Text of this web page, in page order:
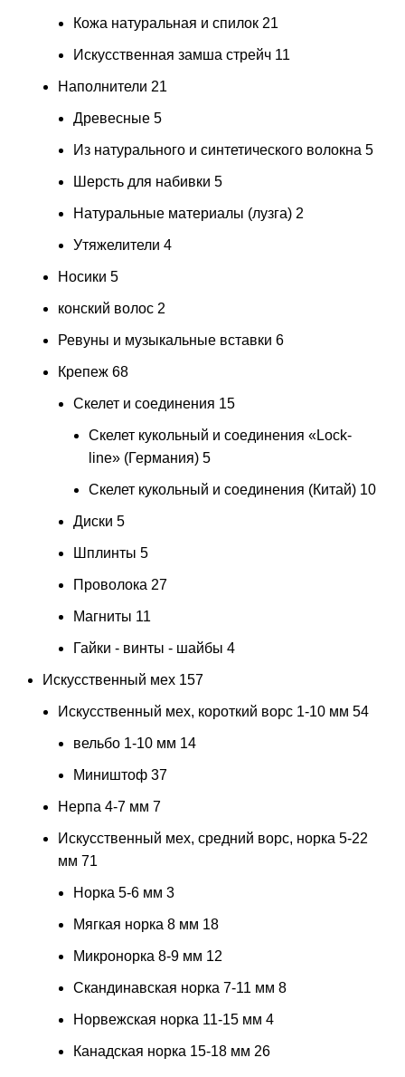
Кожа натуральная и спилок 21
Искусственная замша стрейч 11
Наполнители 21
Древесные 5
Из натурального и синтетического волокна 5
Шерсть для набивки 5
Натуральные материалы (лузга) 2
Утяжелители 4
Носики 5
конский волос 2
Ревуны и музыкальные вставки 6
Крепеж 68
Скелет и соединения 15
Скелет кукольный и соединения «Lock-
line» (Германия) 5
Скелет кукольный и соединения (Китай) 10
Диски 5
Шплинты 5
Проволока 27
Магниты 11
Гайки - винты - шайбы 4
Искусственный мех 157
Искусственный мех, короткий ворс 1-10 мм 54
вельбо 1-10 мм 14
Миништоф 37
Нерпа 4-7 мм 7
Искусственный мех, средний ворс, норка 5-22
мм 71
Норка 5-6 мм 3
Мягкая норка 8 мм 18
Микронорка 8-9 мм 12
Скандинавская норка 7-11 мм 8
Норвежская норка 11-15 мм 4
Канадская норка 15-18 мм 26